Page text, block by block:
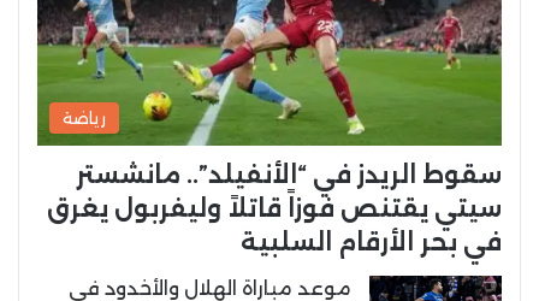
رياضة
سقوط الريدز في “الأنفيلد”.. مانشستر
سيتي يقتنص فوزاً قاتلاً وليفربول يغرق
في بحر الأرقام السلبية
موعد مباراة الهلال والأخدود في